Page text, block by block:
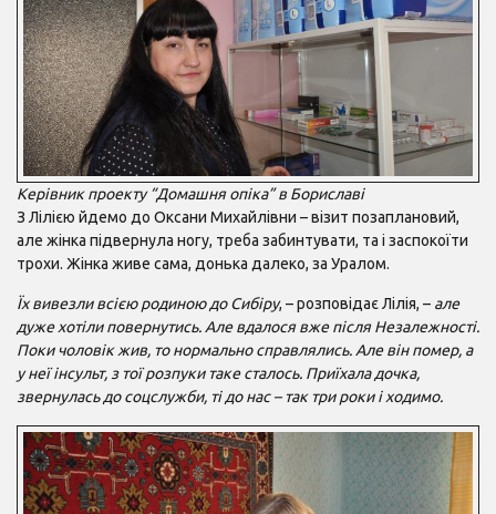
Керівник проекту “Домашня опіка” в Бориславі
З Лілією йдемо до Оксани Михайлівни – візит позаплановий,
але жінка підвернула ногу, треба забинтувати, та і заспокоїти
трохи. Жінка живе сама, донька далеко, за Уралом.
Їх вивезли всією родиною до Сибіру, – розповідає Лілія, – але
дуже хотіли повернутись. Але вдалося вже після Незалежності.
Поки чоловік жив, то нормально справлялись. Але він помер, а
у неї інсульт, з тої розпуки таке сталось. Приїхала дочка,
звернулась до соцслужби, ті до нас – так три роки і ходимо.